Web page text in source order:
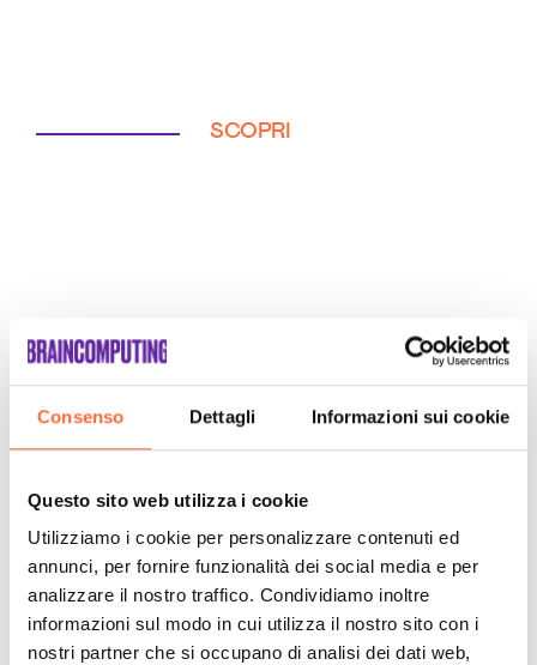
Consenso Dettagli Informazioni sui cookie
Questo sito web utilizza i cookie
Utilizziamo i cookie per personalizzare contenuti ed
annunci, per fornire funzionalità dei social media e per
analizzare il nostro traffico. Condividiamo inoltre
informazioni sul modo in cui utilizza il nostro sito con i
nostri partner che si occupano di analisi dei dati web,
SCOPRI